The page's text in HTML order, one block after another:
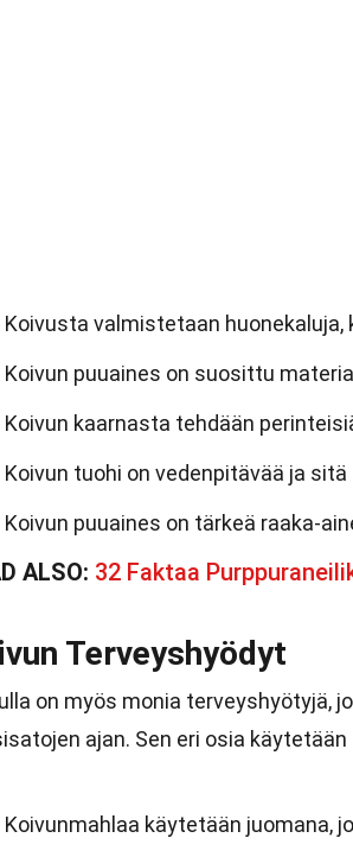
Koivusta valmistetaan huonekaluja,
Koivun puuaines on suosittu
Koivun kaarnasta tehdään
Koivun tuohi on vedenpitävää ja
Koivun puuaines on tärkeä raaka-
ALSO: 32 Faktaa
Terveyshyödyt
on myös monia terveyshyötyjä,
ajan. Sen eri osia
Koivunmahlaa käytetään juomana,